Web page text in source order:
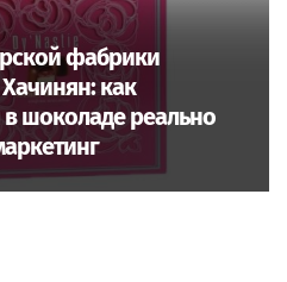
фабрики
как
шоколаде реально